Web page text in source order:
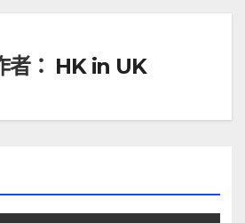
者： HK in UK